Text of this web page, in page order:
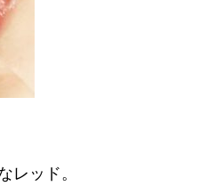
レッド。